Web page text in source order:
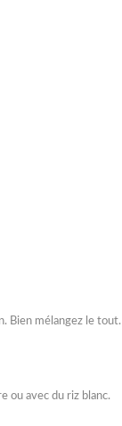
Bien mélangez le tout.
ou avec du riz blanc.